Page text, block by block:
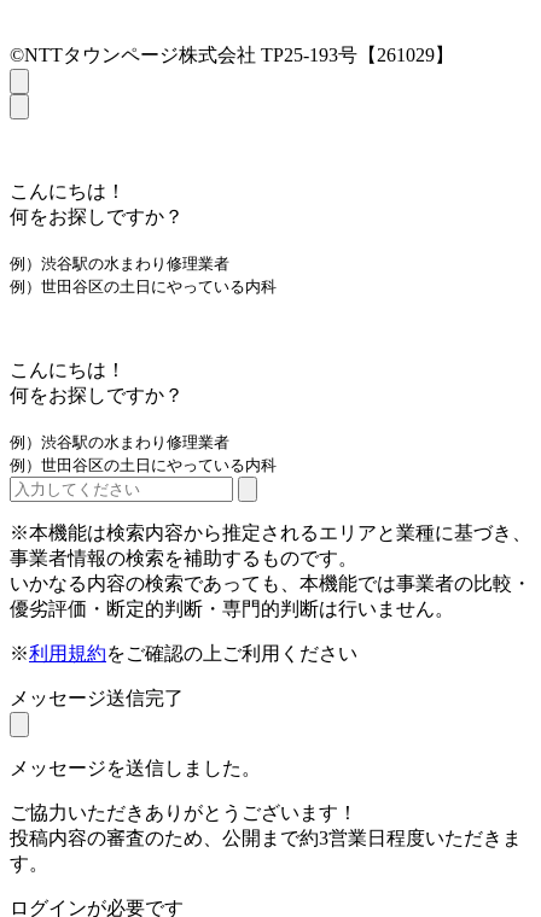
©NTTタウンページ株式会社 TP25-193号【261029】
こんにちは！
何をお探しですか？
例）渋谷駅の水まわり修理業者
例）世田谷区の土日にやっている内科
こんにちは！
何をお探しですか？
例）渋谷駅の水まわり修理業者
例）世田谷区の土日にやっている内科
※本機能は検索内容から推定されるエリアと業種に基づき、
事業者情報の検索を補助するものです。
いかなる内容の検索であっても、本機能では事業者の比較・
優劣評価・断定的判断・専門的判断は行いません。
※利用規約をご確認の上ご利用ください
メッセージ送信完了
メッセージを送信しました。
ご協力いただきありがとうございます！
投稿内容の審査のため、公開まで約3営業日程度いただきま
す。
ログインが必要です